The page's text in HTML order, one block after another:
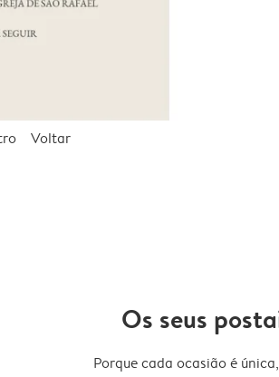
Voltar
Os seus
Porque cada ocasião é